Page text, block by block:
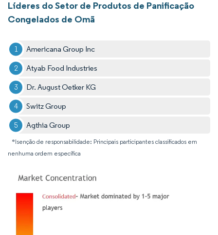
Líderes do Setor de Produtos de Panificação
Congelados de Omã
Americana Group Inc
Atyab Food Industries
Dr. August Oetker KG
Switz Group
Agthia Group
*Isenção de responsabilidade: Principais participantes classificados em
nenhuma ordem específica